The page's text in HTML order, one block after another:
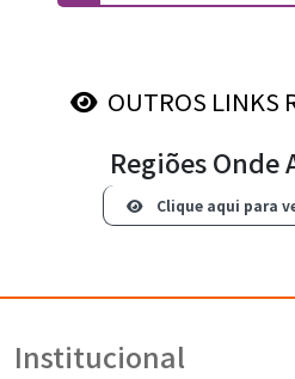
OUTROS LINKS
Regiões Onde
Clique aqui para
Institucional